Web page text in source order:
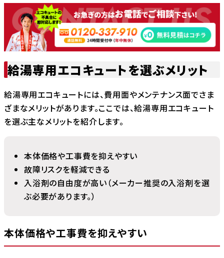
給湯専用エコキュートを選ぶメリット
給湯専用エコキュートには、費用面やメンテナンス面でさま
ざまなメリットがあります。ここでは、給湯専用エコキュート
を選ぶ主なメリットを紹介します。
本体価格や工事費を抑えやすい
故障リスクを軽減できる
入浴剤の自由度が高い（メーカー推奨の入浴剤を選
ぶ必要があります。）
本体価格や工事費を抑えやすい